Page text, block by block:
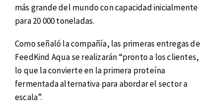
más grande del mundo con capacidad inicialmente
para 20 000 toneladas.
Como señaló la compañía, las primeras entregas de
FeedKind Aqua se realizarán “pronto a los clientes,
lo que la convierte en la primera proteína
fermentada alternativa para abordar el sector a
escala”.